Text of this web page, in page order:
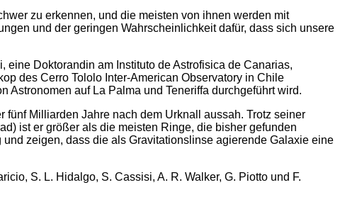
zu erkennen, und die meisten von ihnen werden mit
und der geringen Wahrscheinlichkeit dafür, dass sich unsere
Doktorandin am Instituto de Astrofisica de Canarias,
des Cerro Tololo Inter-American Observatory in Chile
Astronomen auf La Palma und Teneriffa durchgeführt wird.
Milliarden Jahre nach dem Urknall aussah. Trotz seiner
ist er größer als die meisten Ringe, die bisher gefunden
zeigen, dass die als Gravitationslinse agierende Galaxie eine
S. L. Hidalgo, S. Cassisi, A. R. Walker, G. Piotto und F.